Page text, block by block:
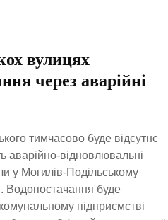
вулицях
через аварійні
тимчасово буде відсутнє
аварійно-відновлювальні
у Могилів-Подільському
Водопостачання буде
підприємстві